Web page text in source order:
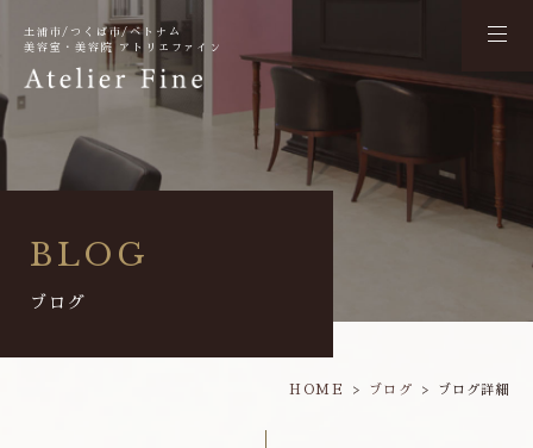
土浦市/つくば市/ベトナム
美容室・美容院 アトリエファイン
BLOG
ブログ
HOME ブログ ブログ詳細